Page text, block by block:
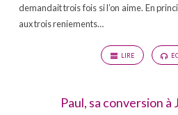
demandait trois fois si l’on aime. En
aux trois reniements…
LIRE
Paul, sa conversion à